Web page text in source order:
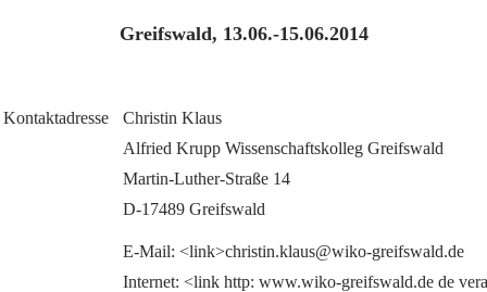
Greifswald, 13.06.-15.06.2014
Kontaktadresse
Christin Klaus
Alfried Krupp Wissenschaftskolleg Greifswald
Martin-Luther-Straße 14
D-17489 Greifswald
E-Mail: <link>christin.klaus@wiko-greifswald.de
Internet: <link http: www.wiko-greifswald.de de